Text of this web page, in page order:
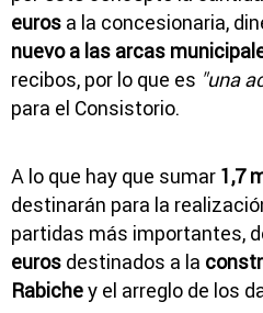
euros a la concesionaria,
nuevo a las arcas
recibos, por lo que es "una
para el Consistorio.
A lo que hay que sumar 1,7
destinarán para la
partidas más importantes,
euros destinados a la
Rabichey el arreglo de los